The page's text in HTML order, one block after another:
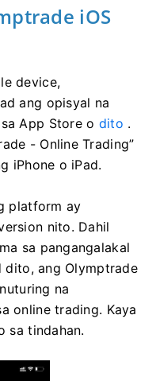
iOS
device,
ang opisyal na
App Store o dito .
- Online Trading”
iPhone o iPad.
platform ay
nito. Dahil
sa pangangalakal
ang Olymptrade
na
online trading. Kaya
sa tindahan.